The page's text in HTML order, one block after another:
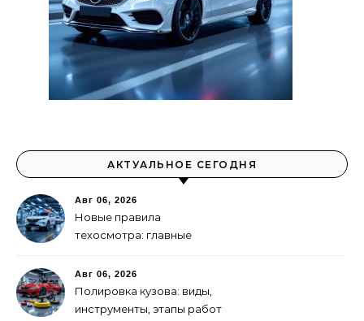
АКТУАЛЬНОЕ СЕГОДНЯ
Авг 06, 2026
Новые правила
техосмотра: главные
Авг 06, 2026
Полировка кузова: виды,
инструменты, этапы работ